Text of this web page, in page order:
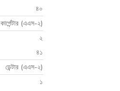
৪০
কার্পেন্টার (এএস-২)
২
৪১
ডেন্টার (এএস-২)
১